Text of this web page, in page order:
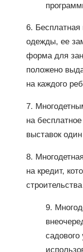
6.
одежды, ее
форма для
положено
на каждого
7.
на
выставок
8.
на кредит,
9.
садового